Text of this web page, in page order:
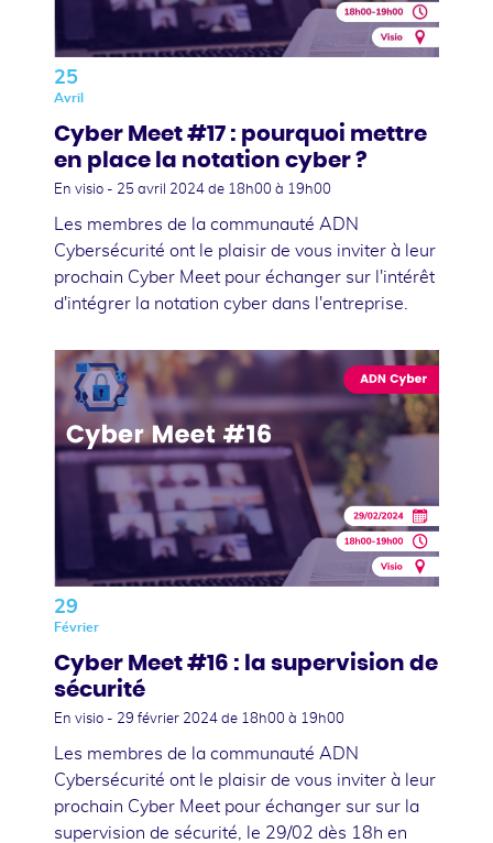
25
Avril
Cyber Meet #17 : pourquoi mettre
en place la notation cyber ?
En visio - 25 avril 2024 de 18h00 à 19h00
Les membres de la communauté ADN
Cybersécurité ont le plaisir de vous inviter à leur
prochain Cyber Meet pour échanger sur l'intérêt
d'intégrer la notation cyber dans l'entreprise.
29
Février
Cyber Meet #16 : la supervision de
sécurité
En visio - 29 février 2024 de 18h00 à 19h00
Les membres de la communauté ADN
Cybersécurité ont le plaisir de vous inviter à leur
prochain Cyber Meet pour échanger sur sur la
supervision de sécurité, le 29/02 dès 18h en